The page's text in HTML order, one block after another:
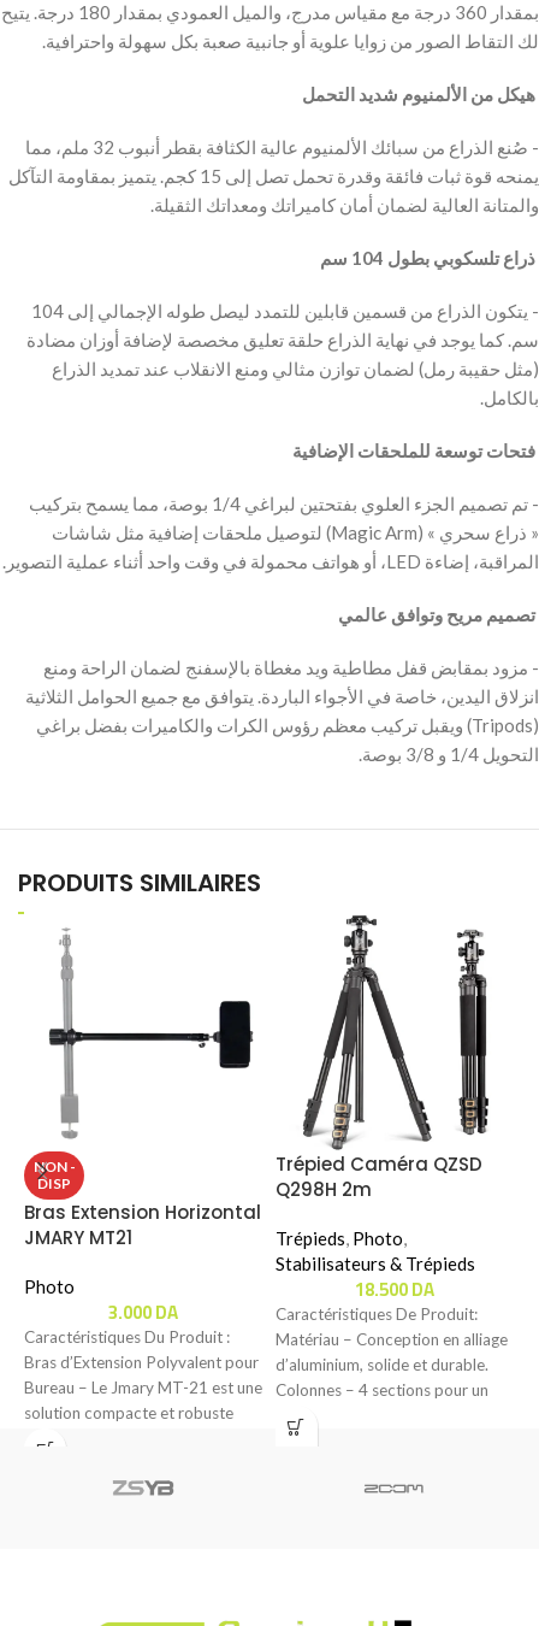
بمقدار 360 درجة مع مقياس مدرج، والميل العمودي بمقدار 180 درجة. يتيح
لك التقاط الصور من زوايا علوية أو جانبية صعبة بكل سهولة واحترافية.
‫ هيكل من الألمنيوم شديد التحمل
‫- صُنع الذراع من سبائك الألمنيوم عالية الكثافة بقطر أنبوب 32 ملم، مما
يمنحه قوة ثبات فائقة وقدرة تحمل تصل إلى 15 كجم. يتميز بمقاومة التآكل
والمتانة العالية لضمان أمان كاميراتك ومعداتك الثقيلة.
‫ ذراع تلسكوبي بطول 104 سم
‫- يتكون الذراع من قسمين قابلين للتمدد ليصل طوله الإجمالي إلى 104
سم. كما يوجد في نهاية الذراع حلقة تعليق مخصصة لإضافة أوزان مضادة
(مثل حقيبة رمل) لضمان توازن مثالي ومنع الانقلاب عند تمديد الذراع
بالكامل.
‫ فتحات توسعة للملحقات الإضافية
‫- تم تصميم الجزء العلوي بفتحتين لبراغي 1/4 بوصة، مما يسمح بتركيب
« ذراع سحري » (Magic Arm) لتوصيل ملحقات إضافية مثل شاشات
المراقبة، إضاءة LED، أو هواتف محمولة في وقت واحد أثناء عملية التصوير.
‫ تصميم مريح وتوافق عالمي
‫- مزود بمقابض قفل مطاطية ويد مغطاة بالإسفنج لضمان الراحة ومنع
انزلاق اليدين، خاصة في الأجواء الباردة. يتوافق مع جميع الحوامل الثلاثية
(Tripods) ويقبل تركيب معظم رؤوس الكرات والكاميرات بفضل براغي
التحويل 1/4 و 3/8 بوصة.
PRODUITS SIMILAIRES
NON -
DISP
Bras Extension Horizontal
JMARY MT21
Photo
3.000DA
Caractéristiques Du Produit :
Bras d’Extension Polyvalent pour
Bureau – Le Jmary MT-21 est une
solution compacte et robuste
pour
Trépied Caméra QZSD
Q298H 2m
Trépieds, Photo,
Stabilisateurs & Trépieds
18.500DA
Caractéristiques De Produit:
Matériau – Conception en alliage
d’aluminium, solide et durable.
Colonnes – 4 sections pour un
réglage flexible